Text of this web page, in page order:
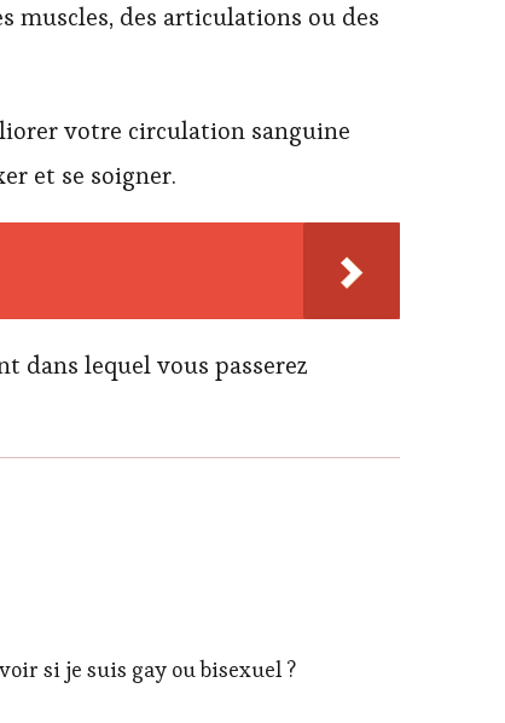
muscles, des articulations ou des
votre circulation sanguine
et se soigner.
dans lequel vous passerez
si je suis gay ou bisexuel ?